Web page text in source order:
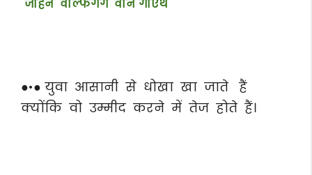
जोहैन वोल्फगैंग वोन गोएथे
●•● युवा आसानी से धोखा खा जाते हैं
क्योंकि वो उम्मीद करने में तेज होते हैं।